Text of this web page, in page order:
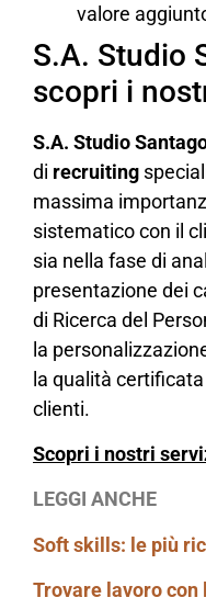
valore
S.A. Studio
scopri i
S.A. Studio
di recruiting
massima
sistematico con il
sia nella fase di
presentazione dei
di Ricerca del
la
la qualità
clienti.
Scopri i nostri
LEGGI ANCHE
Soft skills: le più
Trovare lavoro con